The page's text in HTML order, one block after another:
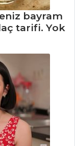
bayram
tarifi. Yok